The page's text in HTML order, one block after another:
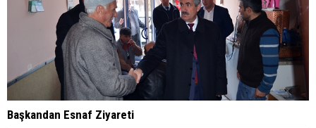
Başkandan Esnaf Ziyareti